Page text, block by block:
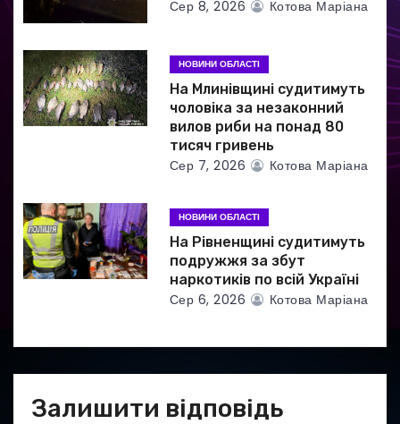
і
в
Сер 8, 2026 Котова Маріана
НОВИНИ ОБЛАСТІ
На Млинівщині судитимуть
чоловіка за незаконний
вилов риби на понад 80
тисяч гривень
Сер 7, 2026 Котова Маріана
НОВИНИ ОБЛАСТІ
На Рівненщині судитимуть
подружжя за збут
наркотиків по всій Україні
Сер 6, 2026 Котова Маріана
Залишити відповідь